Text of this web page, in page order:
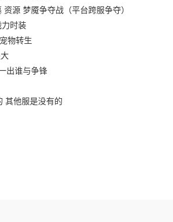
源 梦魇争夺战（平台跨服争夺）
时装
物转生
出谁与争锋
其他服是没有的